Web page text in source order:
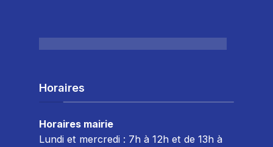
Horaires
Horaires mairie
Lundi et mercredi : 7h à 12h et de 13h à